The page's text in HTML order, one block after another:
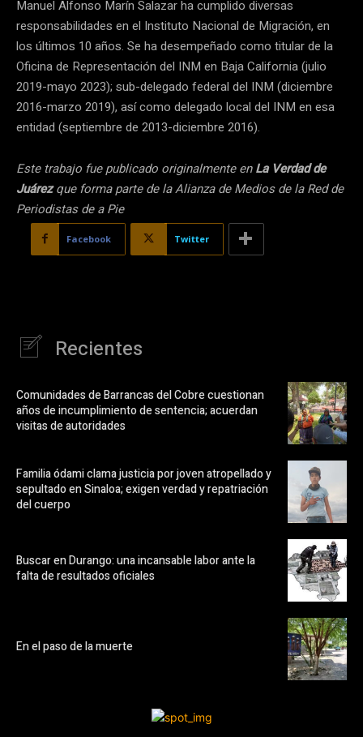
Manuel Alfonso Marín Salazar ha cumplido diversas
responsabilidades en el Instituto Nacional de Migración, en
los últimos 10 años. Se ha desempeñado como titular de la
Oficina de Representación del INM en Baja California (julio
2019-mayo 2023); sub-delegado federal del INM (diciembre
2016-marzo 2019), así como delegado local del INM en esa
entidad (septiembre de 2013-diciembre 2016).
Este trabajo fue publicado originalmente enLa Verdad de
Juárezque forma parte de la Alianza de Medios de la Red de
Periodistas de a Pie
Facebook Twitter
Recientes
Comunidades de Barrancas del Cobre cuestionan
años de incumplimiento de sentencia; acuerdan
visitas de autoridades
Familia ódami clama justicia por joven atropellado y
sepultado en Sinaloa; exigen verdad y repatriación
del cuerpo
Buscar en Durango: una incansable labor ante la
falta de resultados oficiales
En el paso de la muerte